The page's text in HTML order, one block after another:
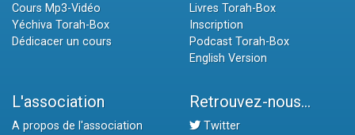
Cours Mp3-Vidéo
Yéchiva Torah-Box
Dédicacer un cours
Livres Torah-Box
Inscription
Podcast Torah-Box
English Version
L'association
A propos de l'association
Retrouvez-nous...
Twitter